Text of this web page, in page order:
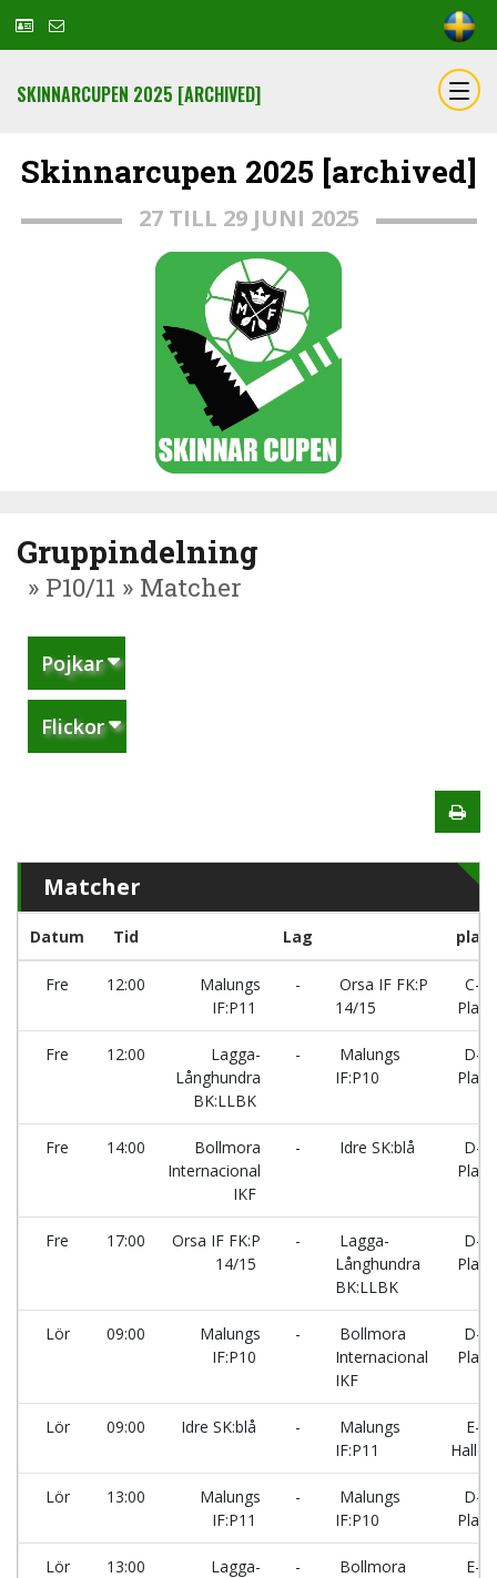
SKINNARCUPEN 2025 [ARCHIVED]
Skinnarcupen 2025 [archived]
27 TILL 29 JUNI 2025
Gruppindelning
» P10/11 » Matcher
Pojkar
Flickor
Matcher
Datum Tid Lag plan
Fre 12:00
Malungs
IF:P11
-
Orsa IF FK:P
14/15
C-
Plan
Fre 12:00
Lagga-
Långhundra
BK:LLBK
-
Malungs
IF:P10
D-
Plan
Fre 14:00
Bollmora
Internacional
IKF
- Idre SK:blå
D-
Plan
Fre 17:00
Orsa IF FK:P
14/15
-
Lagga-
Långhundra
BK:LLBK
D-
Plan
Lör 09:00
Malungs
IF:P10
-
Bollmora
Internacional
IKF
D-
Plan
Lör 09:00 Idre SK:blå -
Malungs
IF:P11
E-
Hallen
Lör 13:00
Malungs
IF:P11
-
Malungs
IF:P10
D-
Plan
Lör 13:00
Lagga-
-
Bollmora
E-